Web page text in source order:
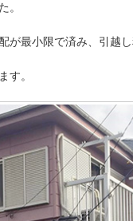
。
が最小限で済み、引越
す。